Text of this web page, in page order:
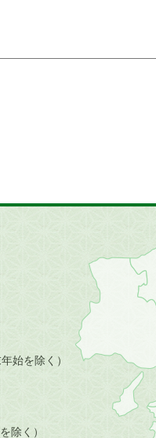
始を除く）
除く）
の
地
図。